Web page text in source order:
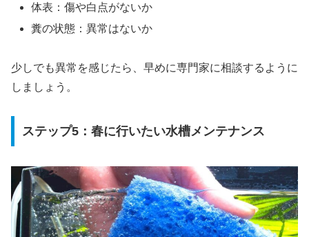
体表：傷や白点がないか
糞の状態：異常はないか
少しでも異常を感じたら、早めに専門家に相談するように
しましょう。
ステップ5：春に行いたい水槽メンテナンス